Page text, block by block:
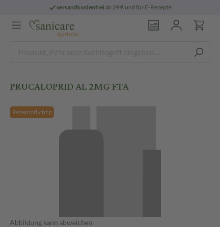
versandkostenfreiab 29 € und für E-Rezepte
PRUCALOPRID AL 2MG FTA
Rezeptpflichtig
Abbildung kann abweichen